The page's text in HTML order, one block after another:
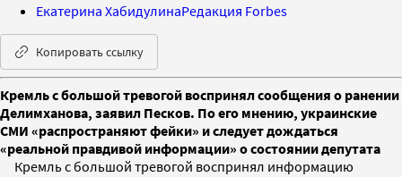
Екатерина ХабидулинаРедакция Forbes
Копировать ссылку
Кремль с большой тревогой воспринял сообщения о ранении
Делимханова, заявил Песков. По его мнению, украинские
СМИ «распространяют фейки» и следует дождаться
«реальной правдивой информации» о состоянии депутата
Кремль с большой тревогой воспринял информацию